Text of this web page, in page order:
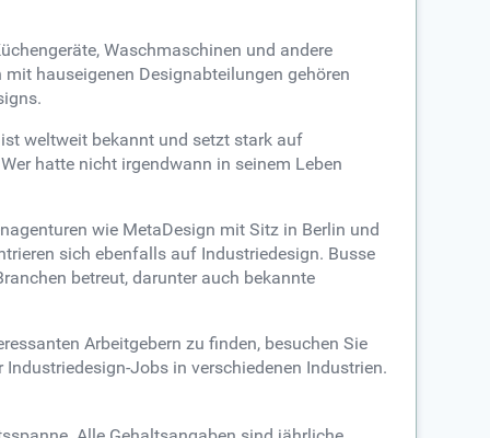
Waschmaschinen und andere
hauseigenen Designabteilungen gehören
weltweit bekannt und setzt stark auf
hatte nicht irgendwann in seinem Leben
wie MetaDesign mit Sitz in Berlin und
sich ebenfalls auf Industriedesign. Busse
betreut, darunter auch bekannte
Arbeitgebern zu finden, besuchen Sie
Jobs in verschiedenen Industrien.